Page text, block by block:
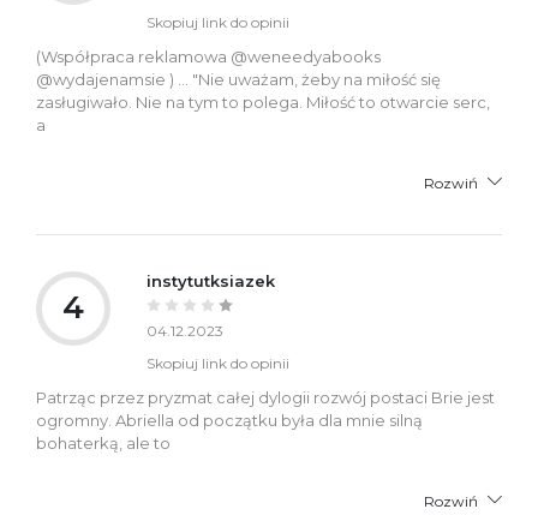
Skopiuj link do opinii
(Współpraca reklamowa @weneedyabooks
@wydajenamsie ) ... "Nie uważam, żeby na miłość się
zasługiwało. Nie na tym to polega. Miłość to otwarcie serc,
a
Rozwiń
4
instytutksiazek
04.12.2023
Skopiuj link do opinii
Patrząc przez pryzmat całej dylogii rozwój postaci Brie jest
ogromny. Abriella od początku była dla mnie silną
bohaterką, ale to
Rozwiń